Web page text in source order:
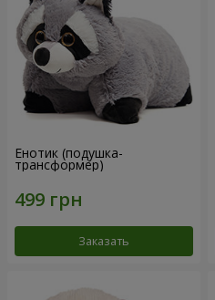
Енотик (подушка-
трансформер)
Заказать